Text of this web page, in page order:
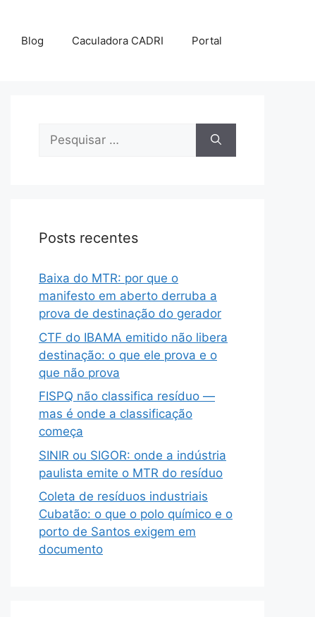
Blog Caculadora CADRI Portal
Posts recentes
Baixa do MTR: por que o
manifesto em aberto derruba a
prova de destinação do gerador
CTF do IBAMA emitido não libera
destinação: o que ele prova e o
que não prova
FISPQ não classifica resíduo —
mas é onde a classificação
começa
SINIR ou SIGOR: onde a indústria
paulista emite o MTR do resíduo
Coleta de resíduos industriais
Cubatão: o que o polo químico e o
porto de Santos exigem em
documento